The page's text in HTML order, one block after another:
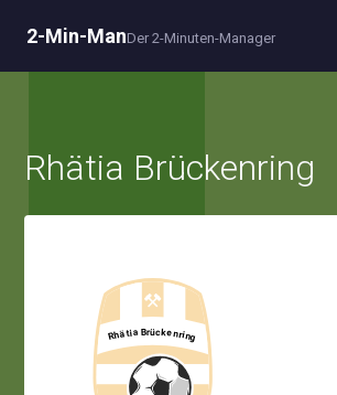
2-Min-ManDer 2-Minuten-Manager
Rhätia Brückenring